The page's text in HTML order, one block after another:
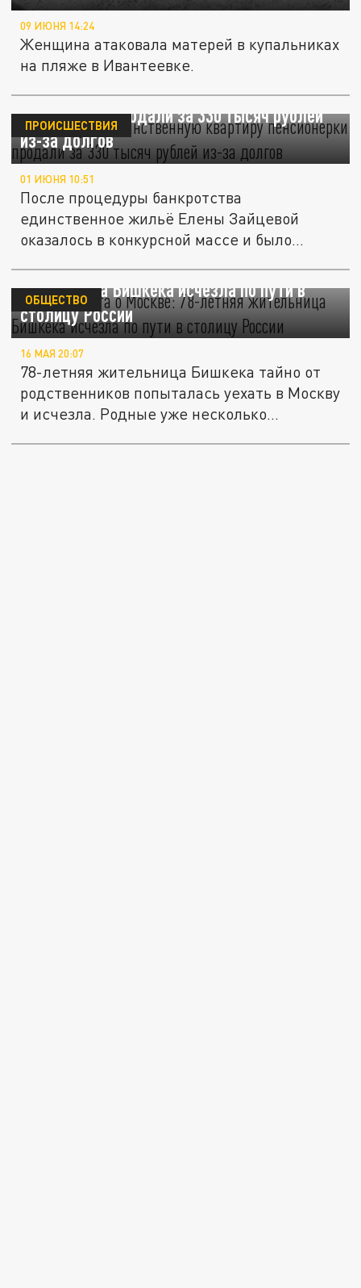
09 ИЮНЯ 14:24
Женщина атаковала матерей в купальниках
на пляже в Ивантеевке.
В Петербурге единственную квартиру
пенсионерки продали за 330 тысяч рублей
из-за долгов
ПРОИСШЕСТВИЯ
01 ИЮНЯ 10:51
После процедуры банкротства
единственное жильё Елены Зайцевой
оказалось в конкурсной массе и было
Тайная мечта о Москве: 78-летняя
жительница Бишкека исчезла по пути в
столицу России
ОБЩЕСТВО
16 МАЯ 20:07
78-летняя жительница Бишкека тайно от
родственников попыталась уехать в Москву
и исчезла. Родные уже несколько...